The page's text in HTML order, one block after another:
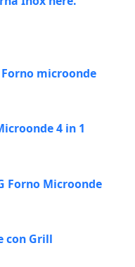
Forno microonde
4 in 1
Forno Microonde
con Grill